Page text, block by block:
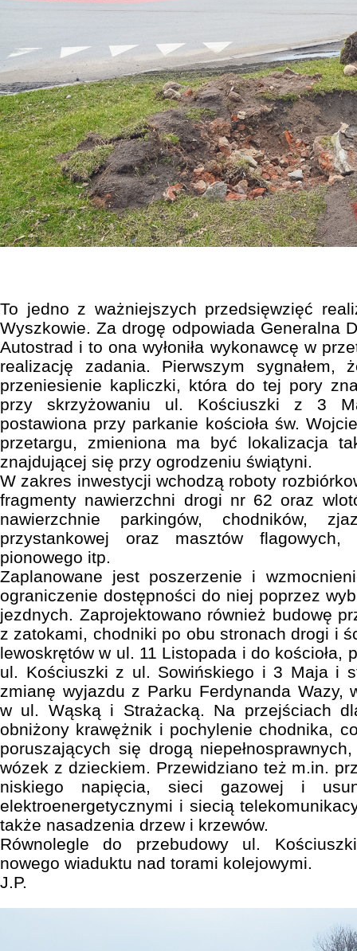
To jedno z ważniejszych przedsięwzięć
Wyszkowie. Za drogę odpowiada Generalna
Autostrad i to ona wyłoniła wykonawcę w
realizację zadania. Pierwszym
przeniesienie kapliczki, która do tej pory
przy skrzyżowaniu ul. Kościuszki z 3
postawiona przy parkanie kościoła św.
przetargu, zmieniona ma być lokalizacja
znajdującej się przy ogrodzeniu świątyni.
W zakres inwestycji wchodzą roboty
fragmenty nawierzchni drogi nr 62 oraz
nawierzchnie parkingów, chodników,
przystankowej oraz masztów flagowych,
pionowego itp.
Zaplanowane jest poszerzenie i
ograniczenie dostępności do niej poprzez
jezdnych. Zaprojektowano również budowę
z zatokami, chodniki po obu stronach drogi i
lewoskrętów w ul. 11 Listopada i do kościoła,
ul. Kościuszki z ul. Sowińskiego i 3 Maja i
zmianę wyjazdu z Parku Ferdynanda Wazy,
w ul. Wąską i Strażacką. Na przejściach
obniżony krawężnik i pochylenie chodnika,
poruszających się drogą
wózek z dzieckiem. Przewidziano też m.in.
niskiego napięcia, sieci gazowej i
elektroenergetycznymi i siecią
także nasadzenia drzew i krzewów.
Równolegle do przebudowy ul.
nowego wiaduktu nad torami kolejowymi.
J.P.